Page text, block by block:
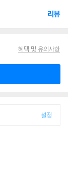
리뷰
혜택 및 유의사항
설정